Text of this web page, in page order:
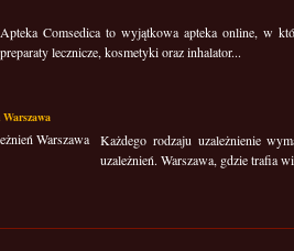
Apteka Comsedica to wyjątkowa apteka online, w
preparaty lecznicze, kosmetyki oraz inhalator...
Każdego rodzaju uzależnienie
uzależnień. Warszawa, gdzie trafia